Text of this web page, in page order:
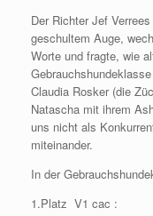
Der Richter Jef
geschultem Auge,
Worte und fragte, wie
Claudia Rosker (die
Natascha mit ihrem
uns nicht als
miteinander.
In der
1.Platz V1 cac :